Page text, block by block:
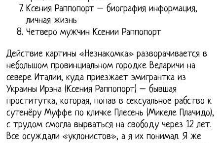
Ксения Раппопорт – биография информация,
личная жизнь
Четверо мужчин Ксении Раппопорт
Действие картины «Незнакомка» разворачивается в
небольшом провинциальном городке Веларичи на
севере Италии, куда приезжает эмигрантка из
Украины Ирэна (Ксения Раппопорт) – бывшая
проститутка, которая, попав в сексуальное рабство к
сутенёру Муффе по кличке Плесень (Микеле Плачидо),
с трудом смогла вырваться на свободу через 12 лет.
Все осуждали «уклонистов», а я их понимал. Я же